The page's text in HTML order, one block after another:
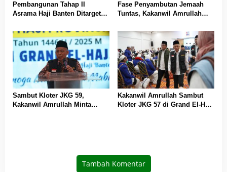
Pembangunan Tahap II
Asrama Haji Banten Ditarget
Fase Penyambutan Jemaah
Tuntas, Kakanwil Amrullah
Sambut Kloter JKG 59,
Kakanwil Amrullah Minta
Kakanwil Amrullah Sambut
Kloter JKG 57 di Grand El-Hajj
Tambah Komentar